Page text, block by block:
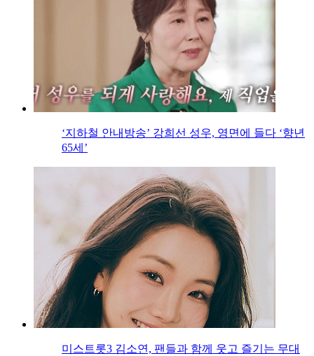
‘지하철 안내방송’ 강희선 성우, 영면에 들다 ‘향년
65세’
미스트롯3 김소연, 팬들과 함께 웃고 즐기는 무대